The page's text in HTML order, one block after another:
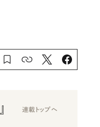
連載トップへ